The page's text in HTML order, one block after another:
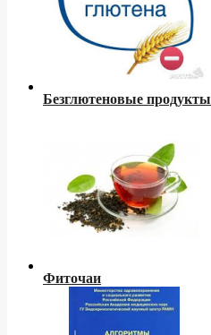
Безглютеновые продукты
Фиточаи